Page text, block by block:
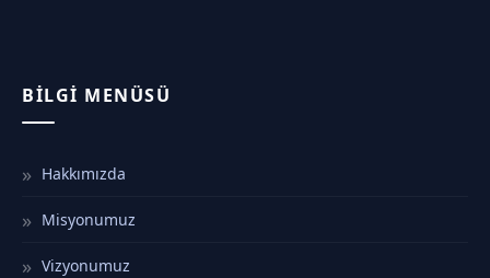
BILGI MENÜSÜ
Hakkımızda
Misyonumuz
Vizyonumuz